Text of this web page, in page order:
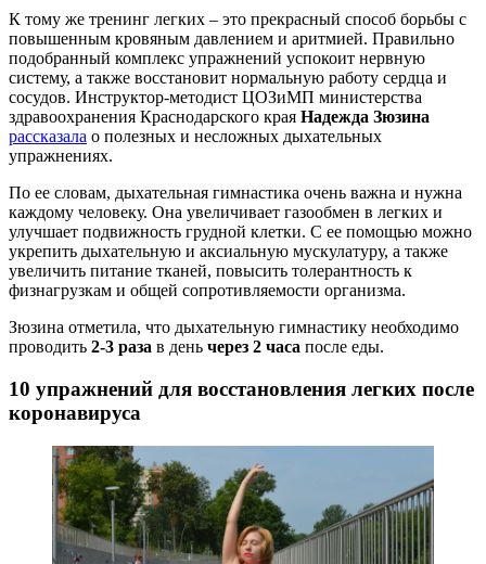
К тому же тренинг легких – это прекрасный способ борьбы с
повышенным кровяным давлением и аритмией. Правильно
подобранный комплекс упражнений успокоит нервную
систему, а также восстановит нормальную работу сердца и
сосудов. Инструктор-методист ЦОЗиМП министерства
здравоохранения Краснодарского края Надежда Зюзина
рассказала о полезных и несложных дыхательных
упражнениях.
По ее словам, дыхательная гимнастика очень важна и нужна
каждому человеку. Она увеличивает газообмен в легких и
улучшает подвижность грудной клетки. С ее помощью можно
укрепить дыхательную и аксиальную мускулатуру, а также
увеличить питание тканей, повысить толерантность к
физнагрузкам и общей сопротивляемости организма.
Зюзина отметила, что дыхательную гимнастику необходимо
проводить 2-3 раза в день через 2 часа после еды.
10 упражнений для восстановления легких после
коронавируса